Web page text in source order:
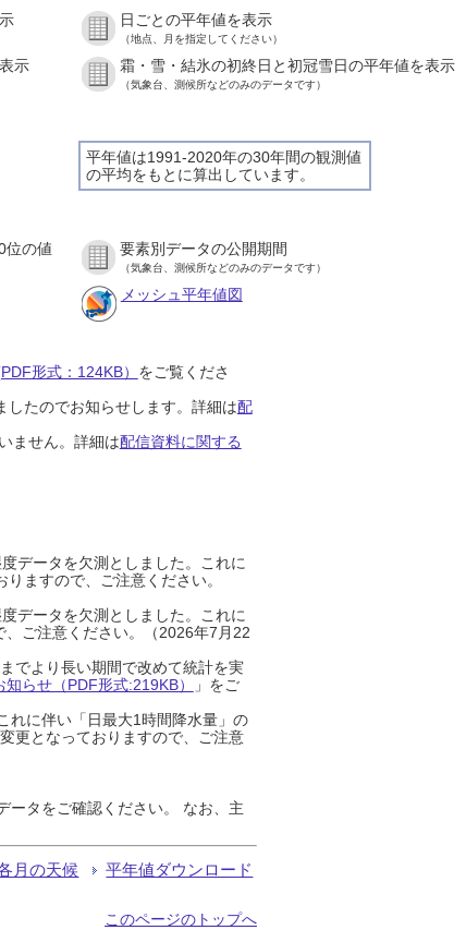
日ごとの平年値を表示
（地点、月を指定してください）
示 霜・雪・結氷の初終日と初冠雪日の平年値を表示
（気象台、測候所などのみのデータです）
平年値は1991-2020年の30年間の観測値
の平均をもとに算出しています。
位の値 要素別データの公開期間
（気象台、測候所などのみのデータです）
メッシュ平年値図
形式：124KB） をご覧くださ
たのでお知らせします。詳細は配
ません。詳細は配信資料に関する
データを欠測としました。これに
ますので、ご注意ください。
データを欠測としました。これに
ご注意ください。（2026年7月22
でより長い期間で改めて統計を実
知らせ（PDF形式:219KB）
」をご
れに伴い「日最大1時間降水量」の
更となっておりますので、ご注意
ータをご確認ください。 なお、主
月の天候 平年値ダウンロード
このページのトップへ